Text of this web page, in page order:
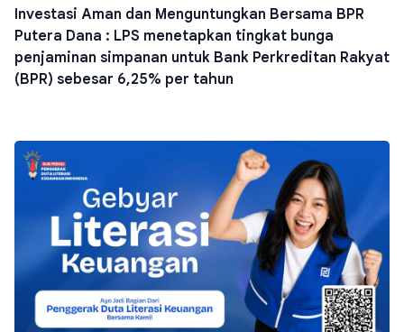
Investasi Aman dan Menguntungkan Bersama BPR
Putera Dana : LPS menetapkan tingkat bunga
penjaminan simpanan untuk Bank Perkreditan Rakyat
(BPR) sebesar 6,25% per tahun